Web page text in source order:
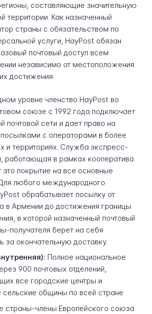
составляющие значительную
территории. Как назначенный
страны с обязательством по
услуги, HayPost обязан
почтовый доступ всем
независимо от местоположения
достижения.
уровне членство HayPost во
союзе с 1992 года подключает
почтовой сети и дает право на
с операторами в более
и территориях. Служба экспресс-
работающая в рамках кооператива
это покрытие на все основные
любого международного
обрабатывает посылку от
в Армении до достижения границы
в которой назначенный почтовый
получателя берет на себя
за окончательную доставку.
Полное национальное
900 почтовых отделений,
все городские центры и
сельские общины по всей стране
страны-члены Европейского союза